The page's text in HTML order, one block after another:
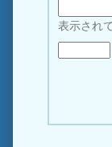
表示され